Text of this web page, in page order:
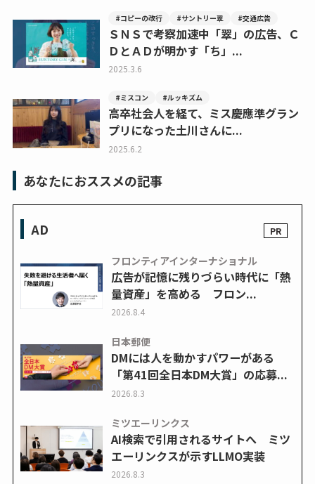
#コピーの改行 #サントリー翠 #交通広告
ＳＮＳで考察加速中「翠」の広告、Ｃ
ＤとＡＤが明かす「ち」...
2025.3.6
#ミスコン #ルッキズム
高卒社会人を経て、ミス慶應準グラン
プリになった土川さんに...
2025.6.2
あなたにおススメの記事
AD
フロンティアインターナショナル
広告が記憶に残りづらい時代に「熱
量資産」を高める フロン...
2026.8.4
日本郵便
DMには人を動かすパワーがある
「第41回全日本DM大賞」の応募...
2026.8.3
ミツエーリンクス
AI検索で引用されるサイトへ ミツ
エーリンクスが示すLLMO実装
2026.8.3